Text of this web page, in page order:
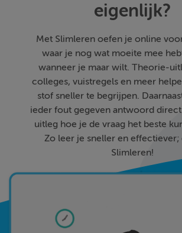
eigenlijk?
Met Slimleren oefen je online
waar je nog wat moeite mee
wanneer je maar wilt. Theorie-
colleges, vuistregels en meer
stof sneller te begrijpen.
ieder fout gegeven antwoord
uitleg hoe je de vraag het beste
Zo leer je sneller en effectiever;
Slimleren!